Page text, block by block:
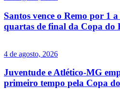
Santos vence o Remo por 1
quartas de final da Copa do
4 de agosto, 2026
Juventude e Atlético-MG
primeiro tempo pela Copa